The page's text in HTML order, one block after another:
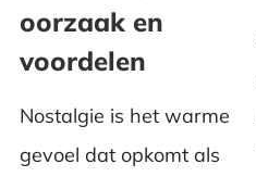
oorzaak en
voordelen
Nostalgie is het warme
gevoel dat opkomt als